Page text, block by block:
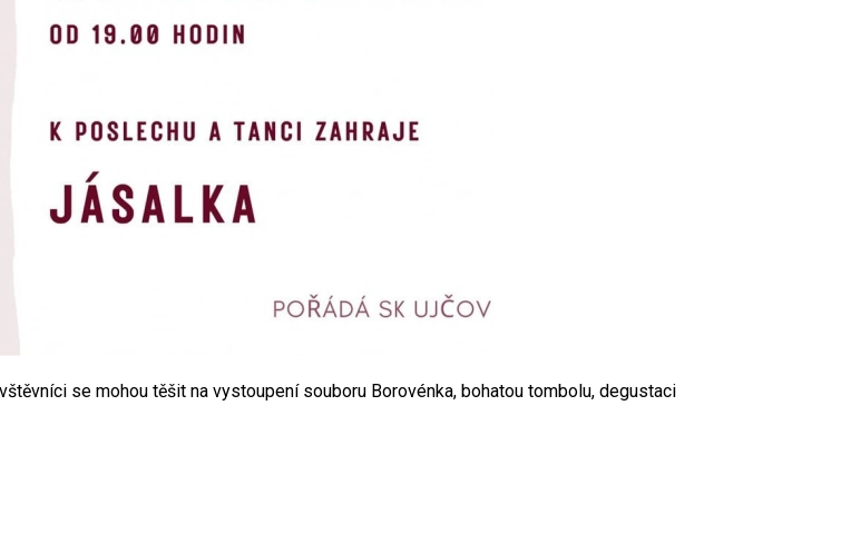
se mohou těšit na vystoupení souboru Borovénka, bohatou tombolu, degustaci